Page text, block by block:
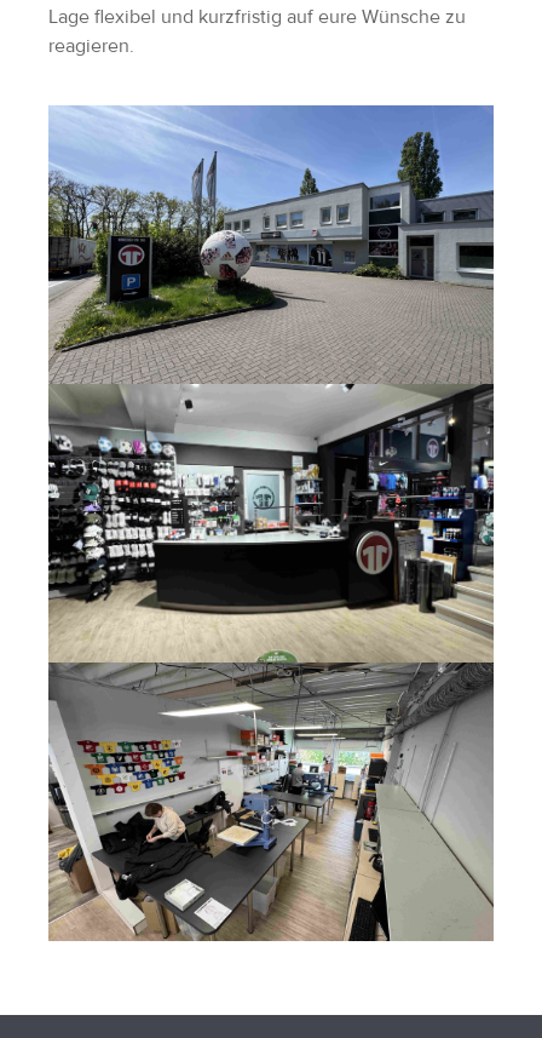
Bestellungen
Lage flexibel und kurzfristig auf eure Wünsche zu
reagieren.